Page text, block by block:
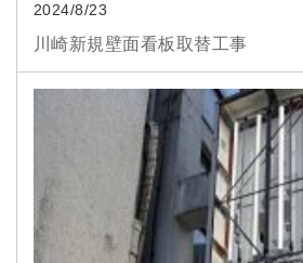
2024/8/23
川崎新規壁面看板取替工事